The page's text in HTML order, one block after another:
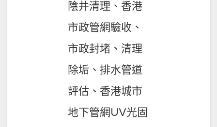
陰井清理、香港
市政管網驗收、
市政封堵、清理
除垢、排水管道
評估、香港城市
地下管網UV光固